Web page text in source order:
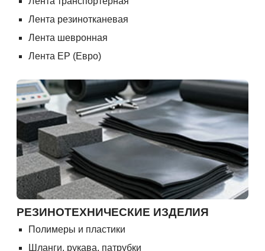
Лента резинотканевая
Лента шевронная
Лента ЕР (Евро)
РЕЗИНОТЕХНИЧЕСКИЕ ИЗДЕЛИЯ
Полимеры и пластики
Шланги, рукава, патрубки